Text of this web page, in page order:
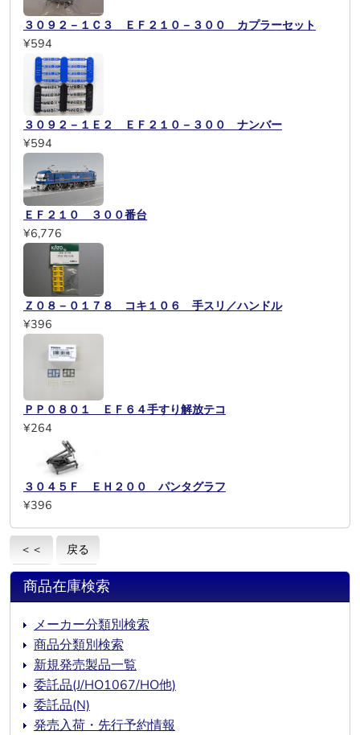
３０９２－１Ｃ３ ＥＦ２１０－３００ カプラーセット
¥594
３０９２－１Ｅ２ ＥＦ２１０－３００ ナンバー
¥594
ＥＦ２１０ ３００番台
¥6,776
Ｚ０８－０１７８ コキ１０６ 手スリ／ハンドル
¥396
ＰＰ０８０１ ＥＦ６４手すり解放テコ
¥264
３０４５Ｆ ＥＨ２００ パンタグラフ
¥396
＜＜ 戻る
商品在庫検索
メーカー分類別検索
商品分類別検索
新規発売製品一覧
委託品(J/HO1067/HO他)
委託品(N)
発売入荷・先行予約情報